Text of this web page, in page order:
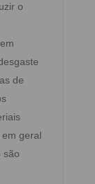
o
de
geral
são